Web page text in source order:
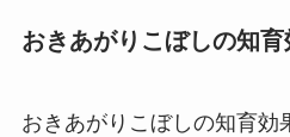
おきあがりこぼしの知育
おきあがりこぼしの知育効